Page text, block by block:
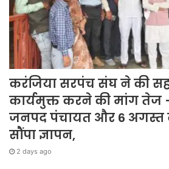
करंजिया सरपंच संघ ने की
कार्यमुक्त करने की मांग तेज
जनपद पंचायत और 6 अगस्त
सौंपा ज्ञापन,
2 days ago